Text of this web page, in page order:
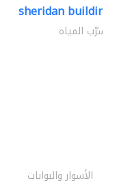
sheridan building
تسرّب المياه
الأسوار والبوابات